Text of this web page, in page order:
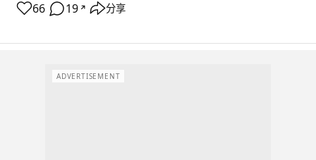
66 19 ↗ 分享
ADVERTISEMENT